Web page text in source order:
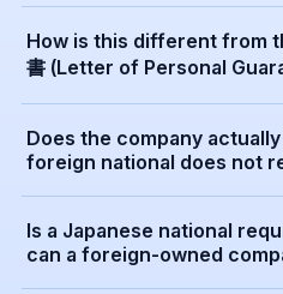
How is this different from
書 (Letter of Personal
Does the company
foreign national does not
Is a Japanese national
can a foreign-owned